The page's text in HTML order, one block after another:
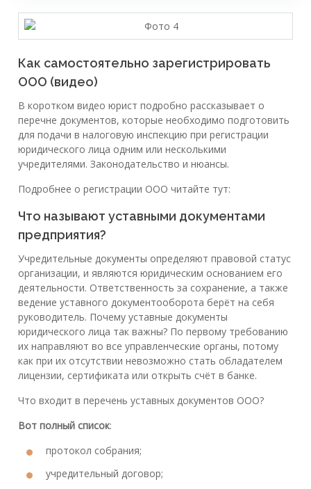
Как самостоятельно зарегистрировать
ООО (видео)
В коротком видео юрист подробно рассказывает о
перечне документов, которые необходимо подготовить
для подачи в налоговую инспекцию при регистрации
юридического лица одним или несколькими
учредителями. Законодательство и нюансы.
Подробнее о регистрации ООО читайте тут:
Что называют уставными документами
предприятия?
Учредительные документы определяют правовой статус
организации, и являются юридическим основанием его
деятельности. Ответственность за сохранение, а также
ведение уставного документооборота берёт на себя
руководитель. Почему уставные документы
юридического лица так важны? По первому требованию
их направляют во все управленческие органы, потому
как при их отсутствии невозможно стать обладателем
лицензии, сертификата или открыть счёт в банке.
Что входит в перечень уставных документов ООО?
Вот полный список:
протокол собрания;
учредительный договор;